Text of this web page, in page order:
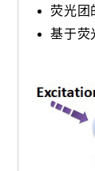
荧光团
基于荧